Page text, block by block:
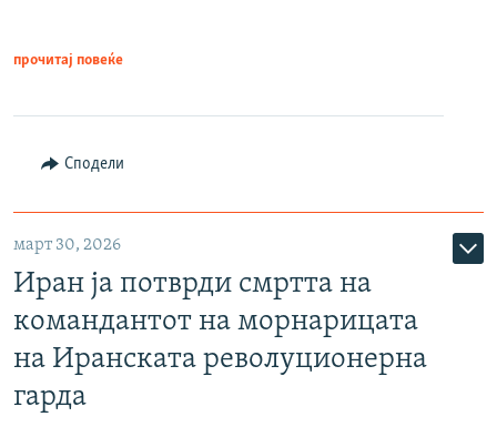
прочитај повеќе
Сподели
март 30, 2026
Иран ја потврди смртта на
командантот на морнарицата
на Иранската револуционерна
гарда